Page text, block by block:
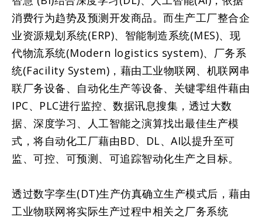
消费行为趋势及预测开发商品。而生产工厂整合企
业资源规划系统(ERP)、智能制造系统(MES)、现
代物流系统(Modern logistics system)、厂务系
统(Facility System)，藉由工业物联网、机联网串
联厂务设备、自动化生产等设备、关键零组件藉由
IPC、PLC进行监控、数据讯息搜集，透过大数
据、深度学习、人工智能之演算找出最佳生产模
式，将自动化工厂藉由BD、DL、AI以提升至可
监、可控、可预测、可追踪智动化生产之目标。
透过数字孪生(DT)生产仿真确立生产模式后，藉由
工业物联网将实际生产过程中相关之厂务系统